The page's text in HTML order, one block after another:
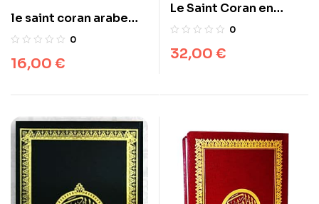
le saint coran arabe
dar Ibn hazm 17×24 cm
0
16,00 €
Le Saint Coran en
arabe (Lecture Hafs) –
0
32,00 €